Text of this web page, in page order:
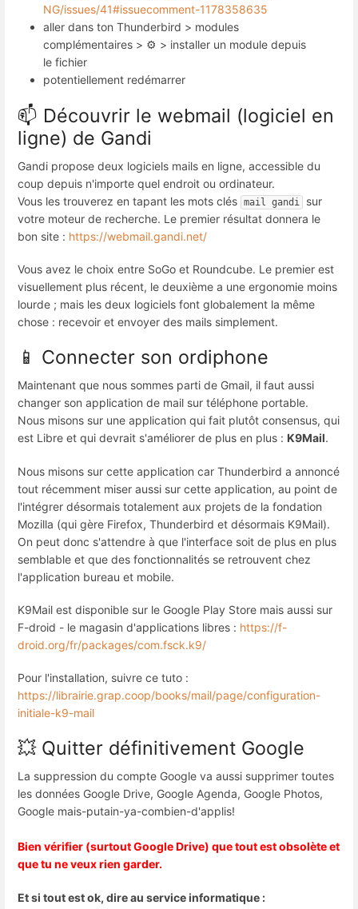
NG/issues/41#issuecomment-1178358635
aller dans ton Thunderbird > modules
complémentaires > ⚙️ > installer un module depuis
le fichier
potentiellement redémarrer
📫 Découvrir le webmail (logiciel en
ligne) de Gandi
Gandi propose deux logiciels mails en ligne, accessible du
coup depuis n'importe quel endroit ou ordinateur.
Vous les trouverez en tapant les mots clés mail gandi
sur
votre moteur de recherche. Le premier résultat donnera le
bon site : https://webmail.gandi.net/
Vous avez le choix entre SoGo et Roundcube. Le premier est
visuellement plus récent, le deuxième a une ergonomie moins
lourde ; mais les deux logiciels font globalement la même
chose : recevoir et envoyer des mails simplement.
📱 Connecter son ordiphone
Maintenant que nous sommes parti de Gmail, il faut aussi
changer son application de mail sur téléphone portable.
Nous misons sur une application qui fait plutôt consensus, qui
est Libre et qui devrait s'améliorer de plus en plus : K9Mail.
Nous misons sur cette application car Thunderbird a annoncé
tout récemment miser aussi sur cette application, au point de
l'intégrer désormais totalement aux projets de la fondation
Mozilla (qui gère Firefox, Thunderbird et désormais K9Mail).
On peut donc s'attendre à que l'interface soit de plus en plus
semblable et que des fonctionnalités se retrouvent chez
l'application bureau et mobile.
K9Mail est disponible sur le Google Play Store mais aussi sur
F-droid - le magasin d'applications libres : https://f-
droid.org/fr/packages/com.fsck.k9/
Pour l'installation, suivre ce tuto :
https://librairie.grap.coop/books/mail/page/configuration-
initiale-k9-mail
💥 Quitter définitivement Google
La suppression du compte Google va aussi supprimer toutes
les données Google Drive, Google Agenda, Google Photos,
Google mais-putain-ya-combien-d'applis!
Bien vérifier (surtout Google Drive) que tout est obsolète et
que tu ne veux rien garder.
Et si tout est ok, dire au service informatique :